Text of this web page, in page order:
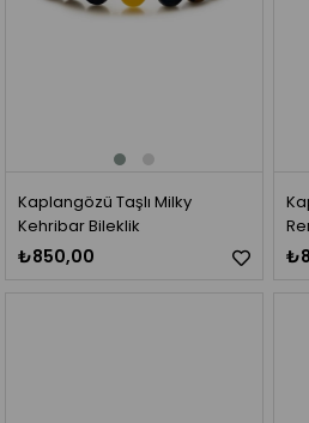
Kaplangözü Taşlı Milky
Kehribar Bileklik
₺850,00